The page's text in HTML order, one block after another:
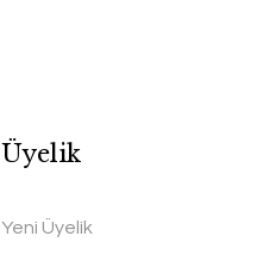
Üyelik
Yeni Üyelik